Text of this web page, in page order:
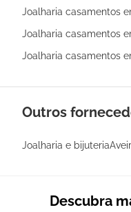
Joalharia casamentos
Joalharia casamentos
Joalharia casamentos
Outros
Joalharia e
Descubra